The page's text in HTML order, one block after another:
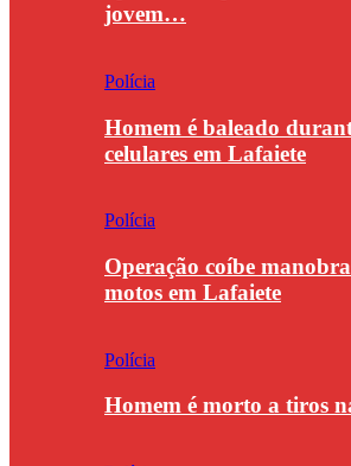
jovem…
Polícia
Homem é baleado
celulares em Lafaiete
Polícia
Operação coíbe
motos em Lafaiete
Polícia
Homem é morto a tiros